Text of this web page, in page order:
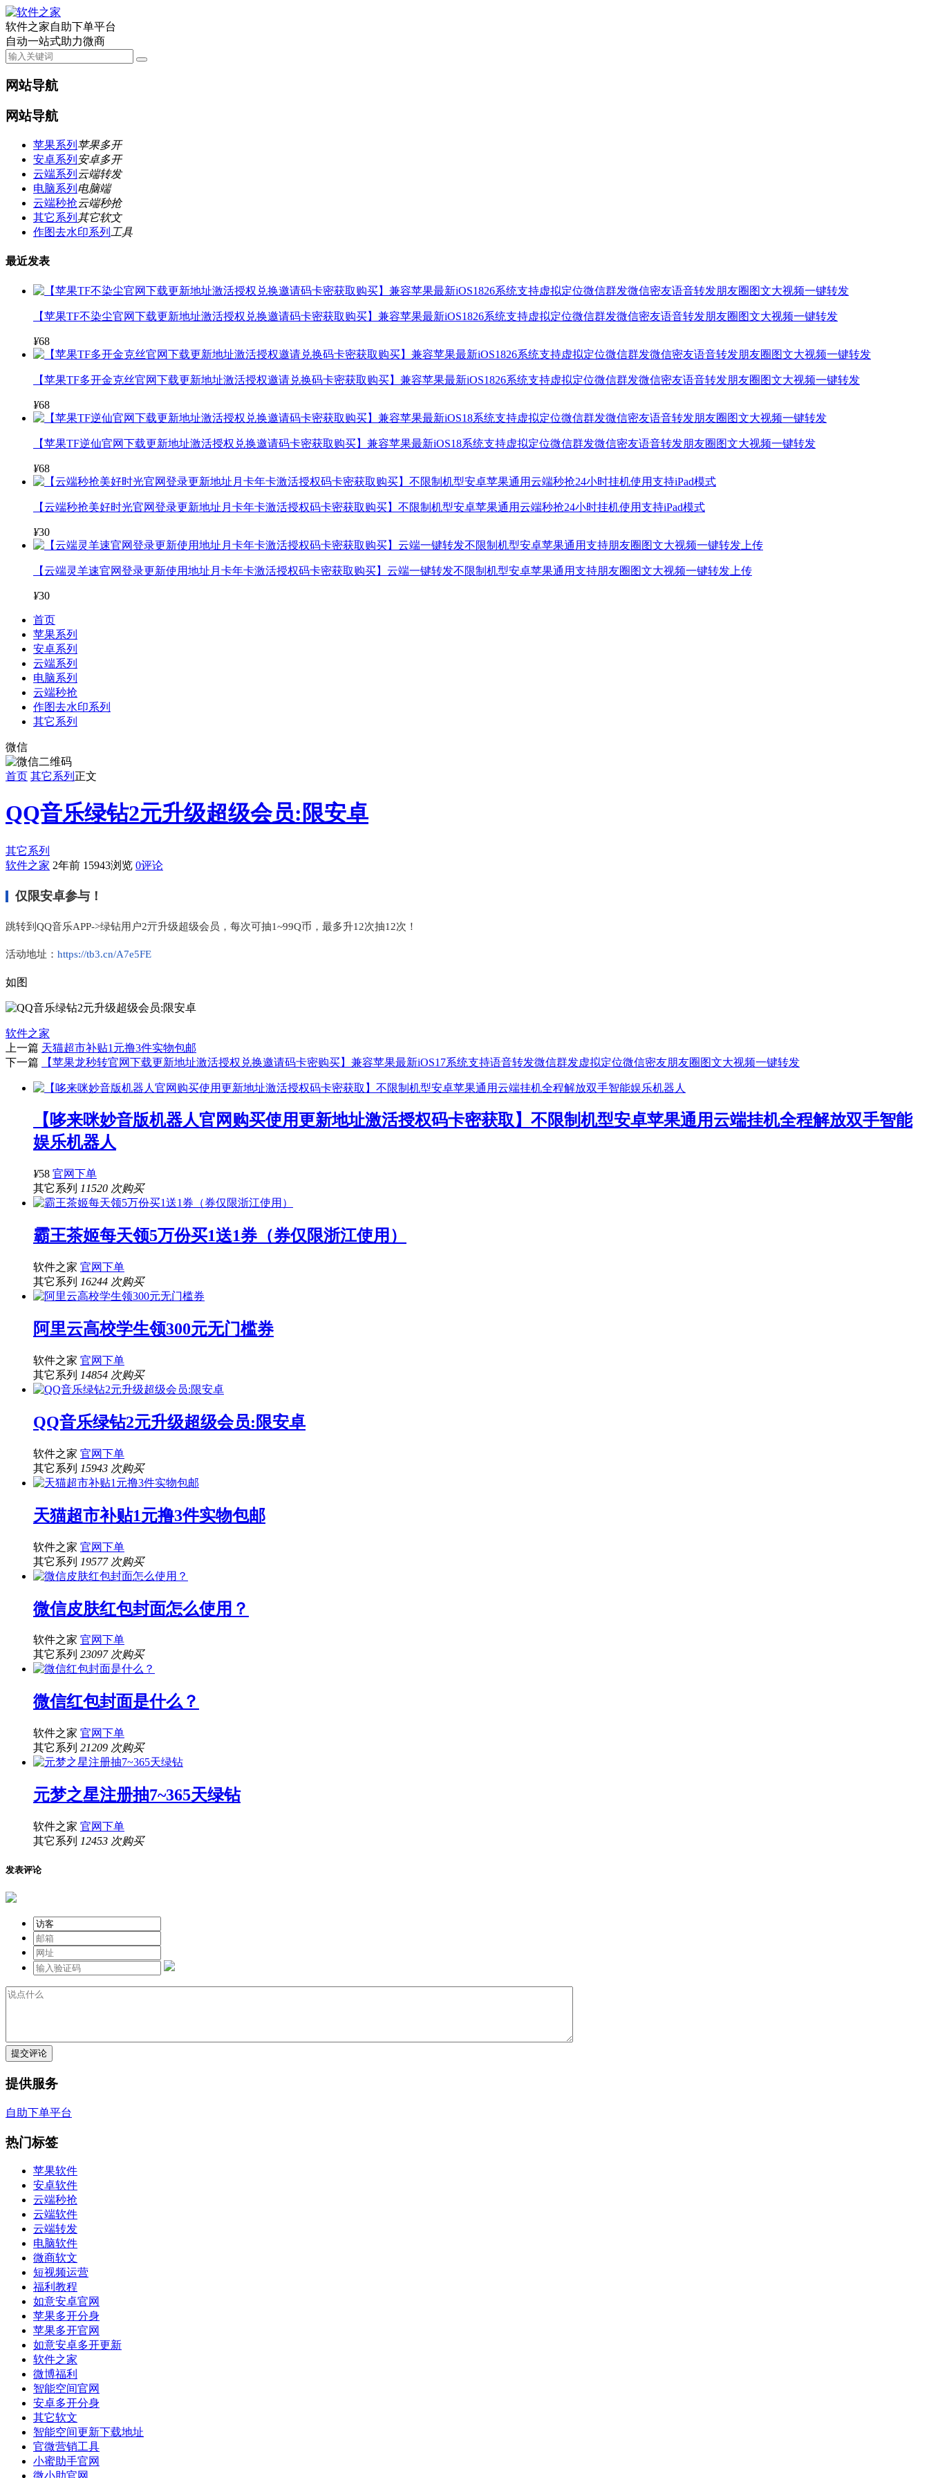
软件之家自助下单平台
自动一站式助力微商
网站导航
网站导航
苹果系列 苹果多开
安卓系列 安卓多开
云端系列 云端转发
电脑系列 电脑端
云端秒抢云端秒抢
其它系列 其它软文
作图去水印系列 工具
最近发表
【苹果TF不染尘官网下载更新地址激活授权兑换邀请码卡密获取购买】兼容苹果最新iOS1826系统支持虚拟定位微信群发微信密友语音转发朋友圈图文大视频一键转发
¥68
【苹果TF多开金克丝官网下载更新地址激活授权邀请兑换码卡密获取购买】兼容苹果最新iOS1826系统支持虚拟定位微信群发微信密友语音转发朋友圈图文大视频一键转发
¥68
【苹果TF逆仙官网下载更新地址激活授权兑换邀请码卡密获取购买】兼容苹果最新iOS18系统支持虚拟定位微信群发微信密友语音转发朋友圈图文大视频一键转发
¥68
【云端秒抢美好时光官网登录更新地址月卡年卡激活授权码卡密获取购买】不限制机型安卓苹果通用云端秒抢24小时挂机使用支持iPad模式
¥30
【云端灵羊速官网登录更新使用地址月卡年卡激活授权码卡密获取购买】云端一键转发不限制机型安卓苹果通用支持朋友圈图文大视频一键转发上传
¥30
首页
苹果系列
安卓系列
云端系列
电脑系列
云端秒抢
作图去水印系列
其它系列
微信
首页 其它系列 正文
QQ音乐绿钻2元升级超级会员:限安卓
其它系列
软件之家 2年前 15943浏览 0评论
仅限安卓参与！
跳转到QQ音乐APP->绿钻用户2亓升级超级会员，每次可抽1~99Q币，最多升12次抽12次！
活动地址： https://tb3.cn/A7e5FE
如图
软件之家
上一篇 天猫超市补贴1元撸3件实物包邮
下一篇
【苹果龙秒转官网下载更新地址激活授权兑换邀请码卡密购买】兼容苹果最新iOS17系统支持语音转发微信群发虚拟定位微信密友朋友圈图文大视频一键转发
【哆来咪妙音版机器人官网购买使用更新地址激活授权码卡密获取】不限制机型安卓苹果通用云端挂机全程解放双手智能
娱乐机器人
¥58 官网下单
其它系列 11520 次购买
霸王茶姬每天领5万份买1送1券（券仅限浙江使用）
软件之家 官网下单
其它系列 16244 次购买
阿里云高校学生领300元无门槛券
软件之家 官网下单
其它系列 14854 次购买
QQ音乐绿钻2元升级超级会员:限安卓
软件之家 官网下单
其它系列 15943 次购买
天猫超市补贴1元撸3件实物包邮
软件之家 官网下单
其它系列 19577 次购买
微信皮肤红包封面怎么使用？
软件之家 官网下单
其它系列 23097 次购买
微信红包封面是什么？
软件之家 官网下单
其它系列 21209 次购买
元梦之星注册抽7~365天绿钻
软件之家 官网下单
其它系列 12453 次购买
发表评论
提交评论
提供服务
自助下单平台
热门标签
苹果软件
安卓软件
云端秒抢
云端软件
云端转发
电脑软件
微商软文
短视频运营
福利教程
如意安卓官网
苹果多开分身
苹果多开官网
如意安卓多开更新
软件之家
微博福利
智能空间官网
安卓多开分身
其它软文
智能空间更新下载地址
官微营销工具
小蜜助手官网